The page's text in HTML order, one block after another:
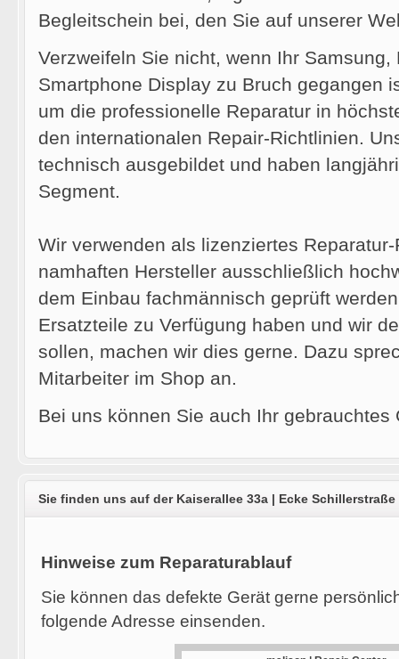
Begleitschein bei, den Sie auf unserer
Verzweifeln Sie nicht, wenn Ihr
Smartphone Display zu Bruch gegangen
um die professionelle Reparatur in
den internationalen Repair-Richtlinien.
technisch ausgebildet und haben
Segment.
Wir verwenden als lizenziertes
namhaften Hersteller ausschließlich
dem Einbau fachmännisch geprüft
Ersatzteile zu Verfügung haben und wir
sollen, machen wir dies gerne. Dazu
Mitarbeiter im Shop an.
Bei uns können Sie auch Ihr gebrauchtes
Sie finden uns auf der Kaiserallee 33a | Ecke Schillerstraße
Hinweise zum Reparaturablauf
Sie können das defekte Gerät gerne
folgende Adresse einsenden.